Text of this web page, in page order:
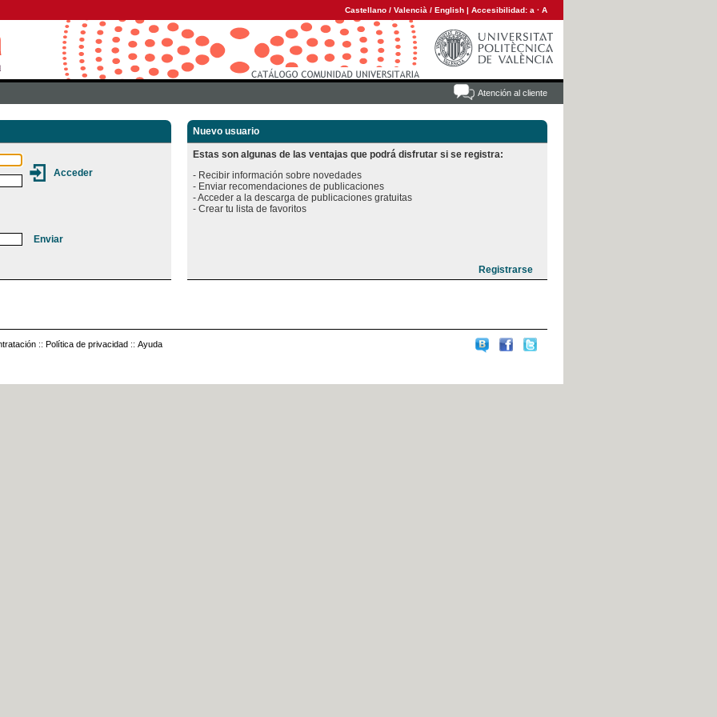
Castellano / Valencià / English | Accesibilidad: a · A
Atención al cliente
Nuevo usuario
Estas son algunas de las ventajas que podrá disfrutar si se registra:
- Recibir información sobre novedades
- Enviar recomendaciones de publicaciones
- Acceder a la descarga de publicaciones gratuitas
:: Política de privacidad :: Ayuda